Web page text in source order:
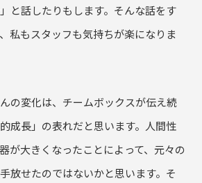
と話したりもします。そんな話をす
私もスタッフも気持ちが楽になりま
の変化は、チームボックスが伝え続
成長」の表れだと思います。人間性
が大きくなったことによって、元々の
放せたのではないかと思います。そ